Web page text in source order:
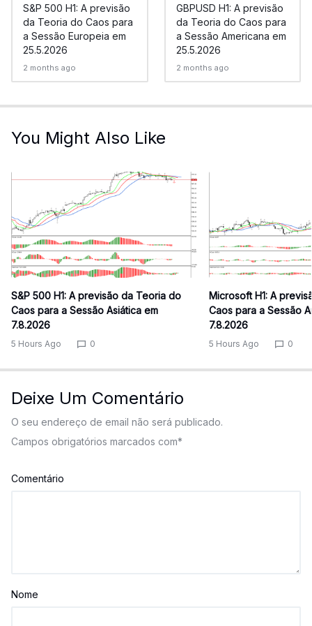
S&P 500 H1: A previsão
da Teoria do Caos para
a Sessão Europeia em
25.5.2026
2 months ago
GBPUSD H1: A previsão
da Teoria do Caos para
a Sessão Americana em
25.5.2026
2 months ago
You Might Also Like
S&P 500 H1: A previsão da Teoria do
Caos para a Sessão Asiática em
7.8.2026
5 Hours Ago 0
Microsoft H1: A
Caos para a Sessão
7.8.2026
5 Hours Ago 0
Deixe Um Comentário
O seu endereço de email não será publicado.
Campos obrigatórios marcados com*
Comentário
Nome